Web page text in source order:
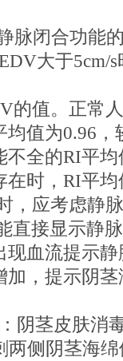
闭合功能的
大于5cm/
值。正常人
值为0.96
全的RI平
时，RI平
，应考虑静
接显示静脉
现血流提示
，提示阴
茎皮肤消毒
两侧阴茎海